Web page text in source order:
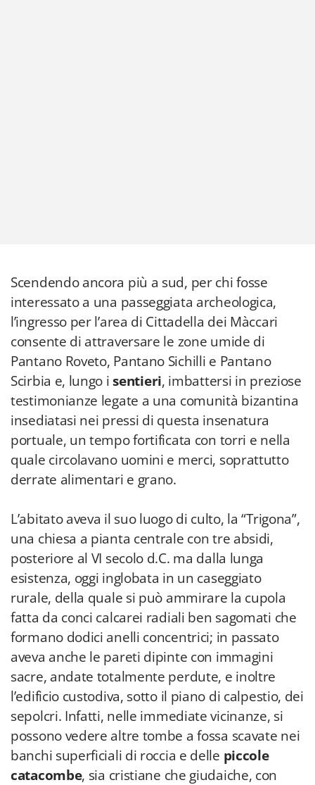
Scendendo ancora più a sud, per chi fosse
interessato a una passeggiata archeologica,
l’ingresso per l’area di Cittadella dei Màccari
consente di attraversare le zone umide di
Pantano Roveto, Pantano Sichilli e Pantano
Scirbia e, lungo isentieri, imbattersi in preziose
testimonianze legate a una comunità bizantina
insediatasi nei pressi di questa insenatura
portuale, un tempo fortificata con torri e nella
quale circolavano uomini e merci, soprattutto
derrate alimentari e grano.
L’abitato aveva il suo luogo di culto, la “Trigona”,
una chiesa a pianta centrale con tre absidi,
posteriore al VI secolo d.C. ma dalla lunga
esistenza, oggi inglobata in un caseggiato
rurale, della quale si può ammirare la cupola
fatta da conci calcarei radiali ben sagomati che
formano dodici anelli concentrici; in passato
aveva anche le pareti dipinte con immagini
sacre, andate totalmente perdute, e inoltre
l’edificio custodiva, sotto il piano di calpestio, dei
sepolcri. Infatti, nelle immediate vicinanze, si
possono vedere altre tombe a fossa scavate nei
banchi superficiali di roccia e delle piccole
catacombe, sia cristiane che giudaiche, con